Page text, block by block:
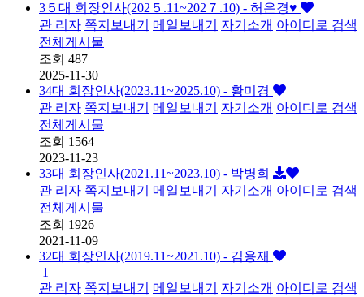
3５대 회장인사(202５.11~202７.10) - 허은경♥️
관 리자 쪽지보내기 메일보내기 자기소개 아이디로 검색
전체게시물
조회 487
2025-11-30
34대 회장인사(2023.11~2025.10) - 황미경
관 리자 쪽지보내기 메일보내기 자기소개 아이디로 검색
전체게시물
조회 1564
2023-11-23
33대 회장인사(2021.11~2023.10) - 박병희
관 리자 쪽지보내기 메일보내기 자기소개 아이디로 검색
전체게시물
조회 1926
2021-11-09
32대 회장인사(2019.11~2021.10) - 김용재
1
관 리자 쪽지보내기 메일보내기 자기소개 아이디로 검색